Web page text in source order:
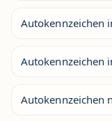
Autokennzeichen
Autokennzeichen
Autokennzeichen